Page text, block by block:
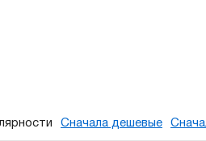
Сначала дешевые